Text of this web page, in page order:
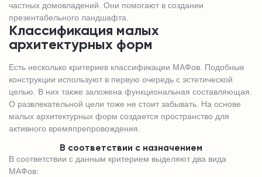
частных домовладений. Они помогают в создании
презентабельного ландшафта.
Классификация малых
архитектурных форм
Есть несколько критериев классификации МАФов. Подобные
конструкции используют в первую очередь с эстетической
целью. В них также заложена функциональная составляющая.
О развлекательной цели тоже не стоит забывать. На основе
малых архитектурных форм создается пространство для
активного времяпрепровождения.
В соответствии с назначением
В соответствии с данным критерием выделяют два вида
МАФов: